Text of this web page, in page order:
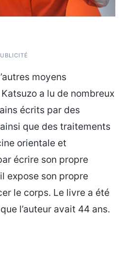
moyens
a lu de nombreux
écrits par des
que des traitements
orientale et
écrire son propre
expose son propre
le corps. Le livre a été
l’auteur avait 44 ans.